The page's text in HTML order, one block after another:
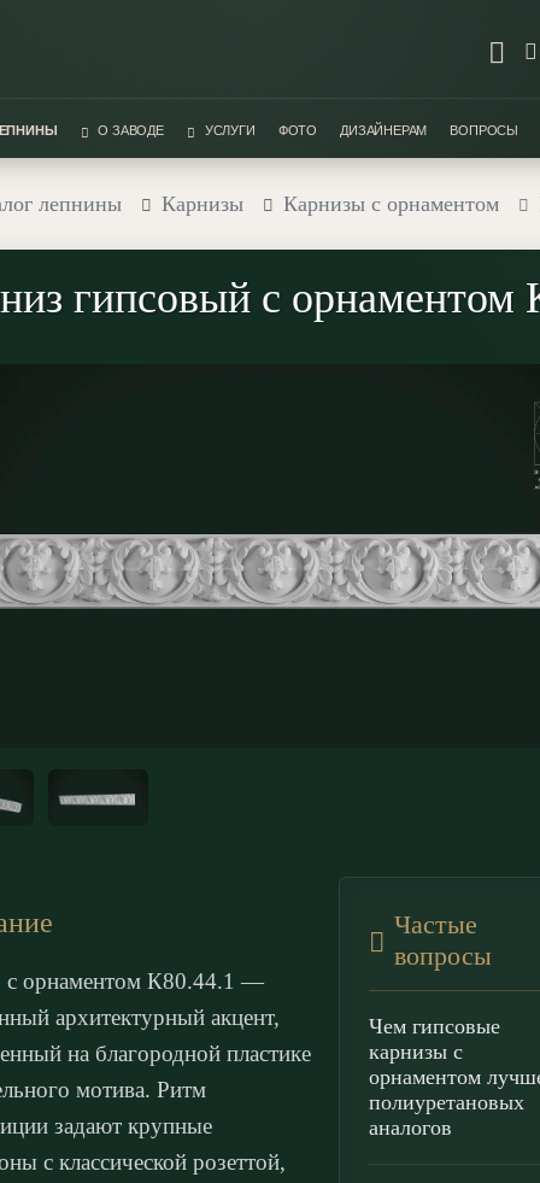
О ЗАВОДЕ УСЛУГИ ФОТО ДИЗАЙНЕРАМ ВОПРОСЫ
лепнины Карнизы Карнизы с орнаментом
гипсовый с орнаментом
с орнаментом К80.44.1 —
архитектурный акцент,
на благородной пластике
мотива. Ритм
задают крупные
с классической розеттой,
Частые
вопросы
Чем гипсовые
карнизы с
орнаментом
полиуретановых
аналогов